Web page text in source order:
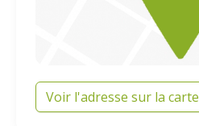
Voir l'adresse sur la carte